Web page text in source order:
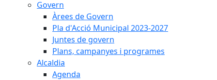
Govern
Àrees de Govern
Pla d'Acció Municipal 2023-2027
Juntes de govern
Plans, campanyes i programes
Alcaldia
Agenda